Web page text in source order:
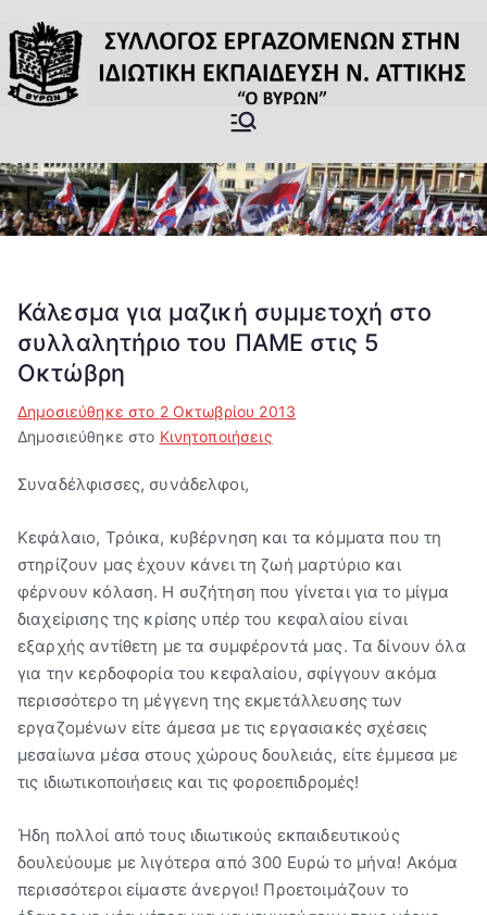
στο
περιεχόμενο
Εργαζομέν
ων στην
Ιδιωτική
Εκπαίδευσ
Βύρων"
εκπαιδευτικών Βύρωνας
Κάλεσμα για μαζική συμμετοχή στο
συλλαλητήριο του ΠΑΜΕ στις 5
Οκτώβρη
Δημοσιεύθηκε στο 2 Οκτωβρίου 2013
Δημοσιεύθηκε στο Κινητοποιήσεις
Συναδέλφισσες, συνάδελφοι,
Κεφάλαιο, Τρόικα, κυβέρνηση και τα κόμματα που τη
στηρίζουν μας έχουν κάνει τη ζωή μαρτύριο και
φέρνουν κόλαση. Η συζήτηση που γίνεται για το μίγμα
διαχείρισης της κρίσης υπέρ του κεφαλαίου είναι
εξαρχής αντίθετη με τα συμφέροντά μας. Τα δίνουν όλα
για την κερδοφορία του κεφαλαίου, σφίγγουν ακόμα
περισσότερο τη μέγγενη της εκμετάλλευσης των
εργαζομένων είτε άμεσα με τις εργασιακές σχέσεις
μεσαίωνα μέσα στους χώρους δουλειάς, είτε έμμεσα με
τις ιδιωτικοποιήσεις και τις φοροεπιδρομές!
Ήδη πολλοί από τους ιδιωτικούς εκπαιδευτικούς
δουλεύουμε με λιγότερα από 300 Ευρώ το μήνα! Ακόμα
περισσότεροι είμαστε άνεργοι! Προετοιμάζουν το